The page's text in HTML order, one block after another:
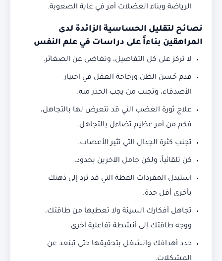
الرياضة وبناء العضلات أمر في غاية الصعوبة.
نصائح لتقليل الحساسية الزائدة لدى
المراهقين بناءاً على دراسات في علم النفس
لا تركز على كل التفاصيل، وتغاضى عن الصغائر.
قدم حُسن الظن ورجاحة العقل في اختيار
الأصدقاء، وتجنب من يجب الحذر منه.
علاج ثورة الغضب التي قد تتعرض لها بالتجاهل،
فكم من أمر عظيم تضاءل بالتجاهل.
تجنب كثرة الجدال التي تثير الأعصاب.
كن تلقائياً، ولكن جامل الآخرين بحدود.
استبدل المفردات الفظة التي قد ترد إلى ذهنك
بأخرى أقل حدة.
تجاهل أفكارك السيئة ولا تعطيها من طاقتك،
ووجه طاقتك إلى أنشطة تفاعلية أخرى.
حدد أهدافك وانشغل بتحقيقها حتى تبتعد عن
المشكلات.